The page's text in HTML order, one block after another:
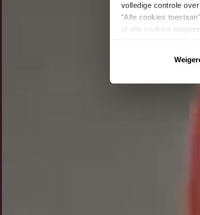
volledige controle
"Alle cookies
of alle cookies